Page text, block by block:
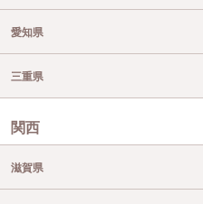
愛知県
三重県
関西
滋賀県